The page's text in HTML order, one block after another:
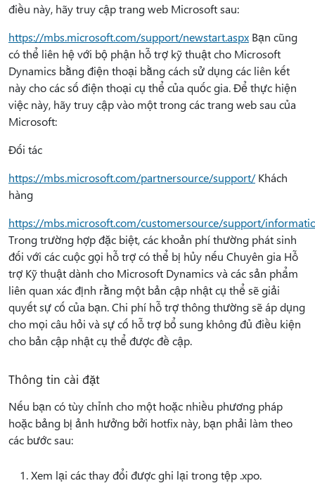
điều này, hãy truy cập trang web Microsoft sau:
https://mbs.microsoft.com/support/newstart.aspx Bạn cũng
có thể liên hệ với bộ phận hỗ trợ kỹ thuật cho Microsoft
Dynamics bằng điện thoại bằng cách sử dụng các liên kết
này cho các số điện thoại cụ thể của quốc gia. Để thực hiện
việc này, hãy truy cập vào một trong các trang web sau của
Microsoft:
Đối tác
https://mbs.microsoft.com/partnersource/support/Khách
hàng
https://mbs.microsoft.com/customersource/support/
Trong trường hợp đặc biệt, các khoản phí thường phát sinh
đối với các cuộc gọi hỗ trợ có thể bị hủy nếu Chuyên gia Hỗ
trợ Kỹ thuật dành cho Microsoft Dynamics và các sản phẩm
liên quan xác định rằng một bản cập nhật cụ thể sẽ giải
quyết sự cố của bạn. Chi phí hỗ trợ thông thường sẽ áp dụng
cho mọi câu hỏi và sự cố hỗ trợ bổ sung không đủ điều kiện
cho bản cập nhật cụ thể được đề cập.
Thông tin cài đặt
Nếu bạn có tùy chỉnh cho một hoặc nhiều phương pháp
hoặc bảng bị ảnh hưởng bởi hotfix này, bạn phải làm theo
các bước sau:
Xem lại các thay đổi được ghi lại trong tệp .xpo.